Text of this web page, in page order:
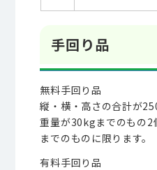
手回り品
無料手回り品
縦・横・高さの合計が
重量が30kgまでのもの2
までのものに限ります。
有料手回り品